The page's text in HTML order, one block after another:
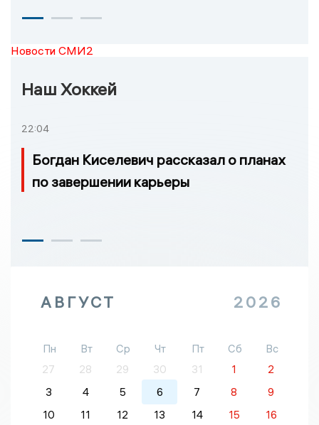
Новости СМИ2
Наш Хоккей
22:04
Богдан Киселевич рассказал о планах
по завершении карьеры
АВГУСТ 2026
Пн Вт Ср Чт Пт Сб
Вс
27
28 29 30 31 1
2
3
4 5 6 7 8
9
10
11 12 13 14 15
16